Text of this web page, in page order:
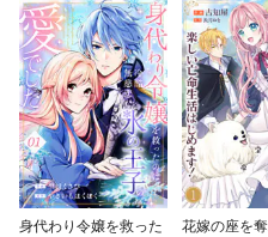
身代わり令嬢を救った
花嫁の座を